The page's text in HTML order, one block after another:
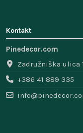
Kontakt
Pinedecor.com
Zadružniška ulica
+386 41 889 335